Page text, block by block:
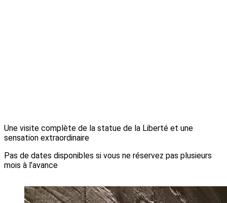
Une visite complète de la statue de la Liberté et une
sensation extraordinaire
Pas de dates disponibles si vous ne réservez pas plusieurs
mois à l’avance